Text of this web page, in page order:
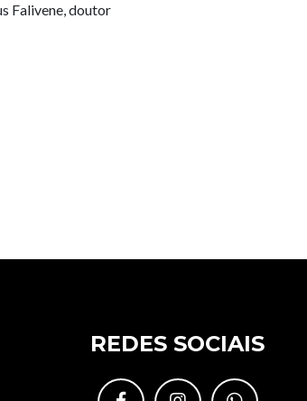
Falivene, doutor
REDES SOCIAIS